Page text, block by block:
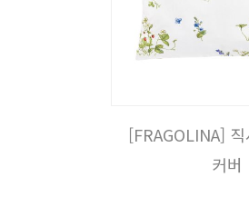
[FRAGOLINA]
커버